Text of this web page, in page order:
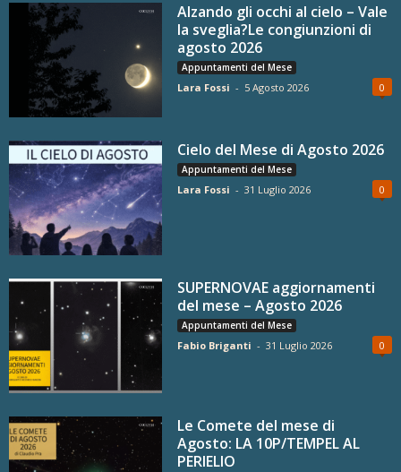
Alzando gli occhi al cielo – Vale
la sveglia?Le congiunzioni di
agosto 2026
Appuntamenti del Mese
Lara Fossi - 5 Agosto 2026 0
Cielo del Mese di Agosto 2026
Appuntamenti del Mese
Lara Fossi - 31 Luglio 2026 0
SUPERNOVAE aggiornamenti
del mese – Agosto 2026
Appuntamenti del Mese
Fabio Briganti - 31 Luglio 2026 0
Le Comete del mese di
Agosto: LA 10P/TEMPEL AL
PERIELIO